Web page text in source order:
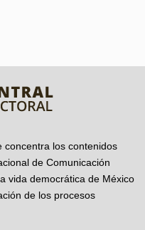
concentra los contenidos
de Comunicación
vida democrática de México
de los procesos